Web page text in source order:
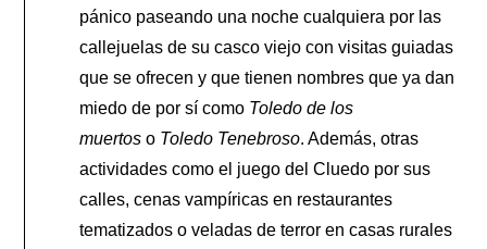
pánico paseando una noche cualquiera por las
callejuelas de su casco viejo con visitas guiadas
que se ofrecen y que tienen nombres que ya dan
miedo de por sí como Toledo de los
muertos o Toledo Tenebroso. Además, otras
actividades como el juego del Cluedo por sus
calles, cenas vampíricas en restaurantes
tematizados o veladas de terror en casas rurales